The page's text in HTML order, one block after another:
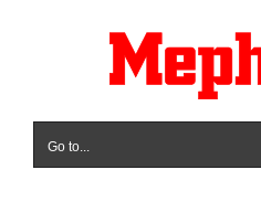
Go to...